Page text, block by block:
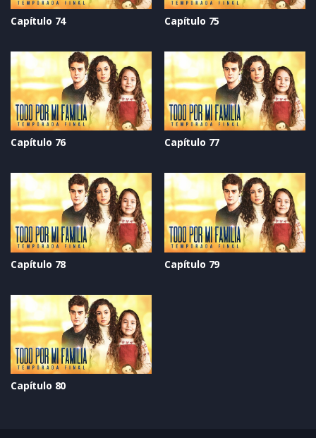
Capítulo 74 Capítulo 75
Capítulo 76 Capítulo 77
Capítulo 78 Capítulo 79
Capítulo 80